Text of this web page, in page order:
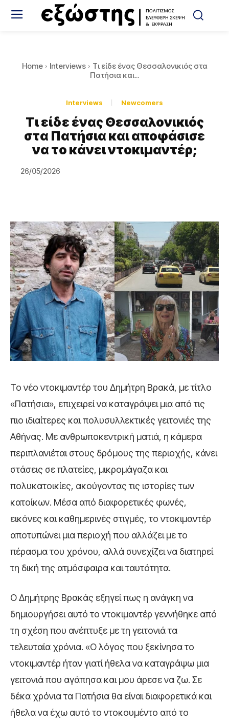
Home Interviews
Τι είδε ένας Θεσσαλονικιός στα
Πατήσια και...
Interviews Newcomers
Τι είδε ένας Θεσσαλονικιός
στα Πατήσια και αποφάσισε
να το κάνει ντοκιμαντέρ;
26/05/2026
Το νέο ντοκιμαντέρ του Δημήτρη Βρακά, με τίτλο
«Πατήσια», επιχειρεί να καταγράψει μια από τις
πιο ιδιαίτερες και πολυσυλλεκτικές γειτονιές της
Αθήνας. Με ανθρωποκεντρική ματιά, η κάμερα
περιπλανιέται στους δρόμους της περιοχής, κάνει
στάσεις σε πλατείες, μικρομάγαζα και
πολυκατοικίες, ακούγοντας τις ιστορίες των
κατοίκων. Μέσα από διαφορετικές φωνές,
εικόνες και καθημερινές στιγμές, το ντοκιμαντέρ
αποτυπώνει μια περιοχή που αλλάζει με το
πέρασμα του χρόνου, αλλά συνεχίζει να διατηρεί
τη δική της ατμόσφαιρα και ταυτότητα.
Ο Δημήτρης Βρακάς εξηγεί πως η ανάγκη να
δημιουργήσει αυτό το ντοκιμαντέρ γεννήθηκε από
τη σχέση που ανέπτυξε με τη γειτονιά τα
τελευταία χρόνια. «Ο λόγος που ξεκίνησα το
ντοκιμαντέρ ήταν γιατί ήθελα να καταγράψω μια
γειτονιά που αγάπησα και μου άρεσε να ζω. Σε
δέκα χρόνια τα Πατήσια θα είναι διαφορετικά και
ήθελα να έχω αυτό το ντοκουμέντο από το